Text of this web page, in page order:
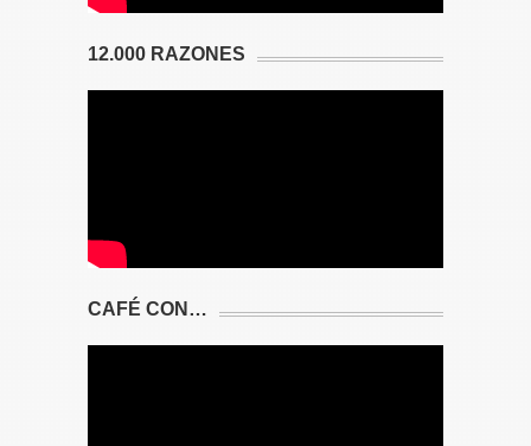
12.000 RAZONES
CAFÉ CON…